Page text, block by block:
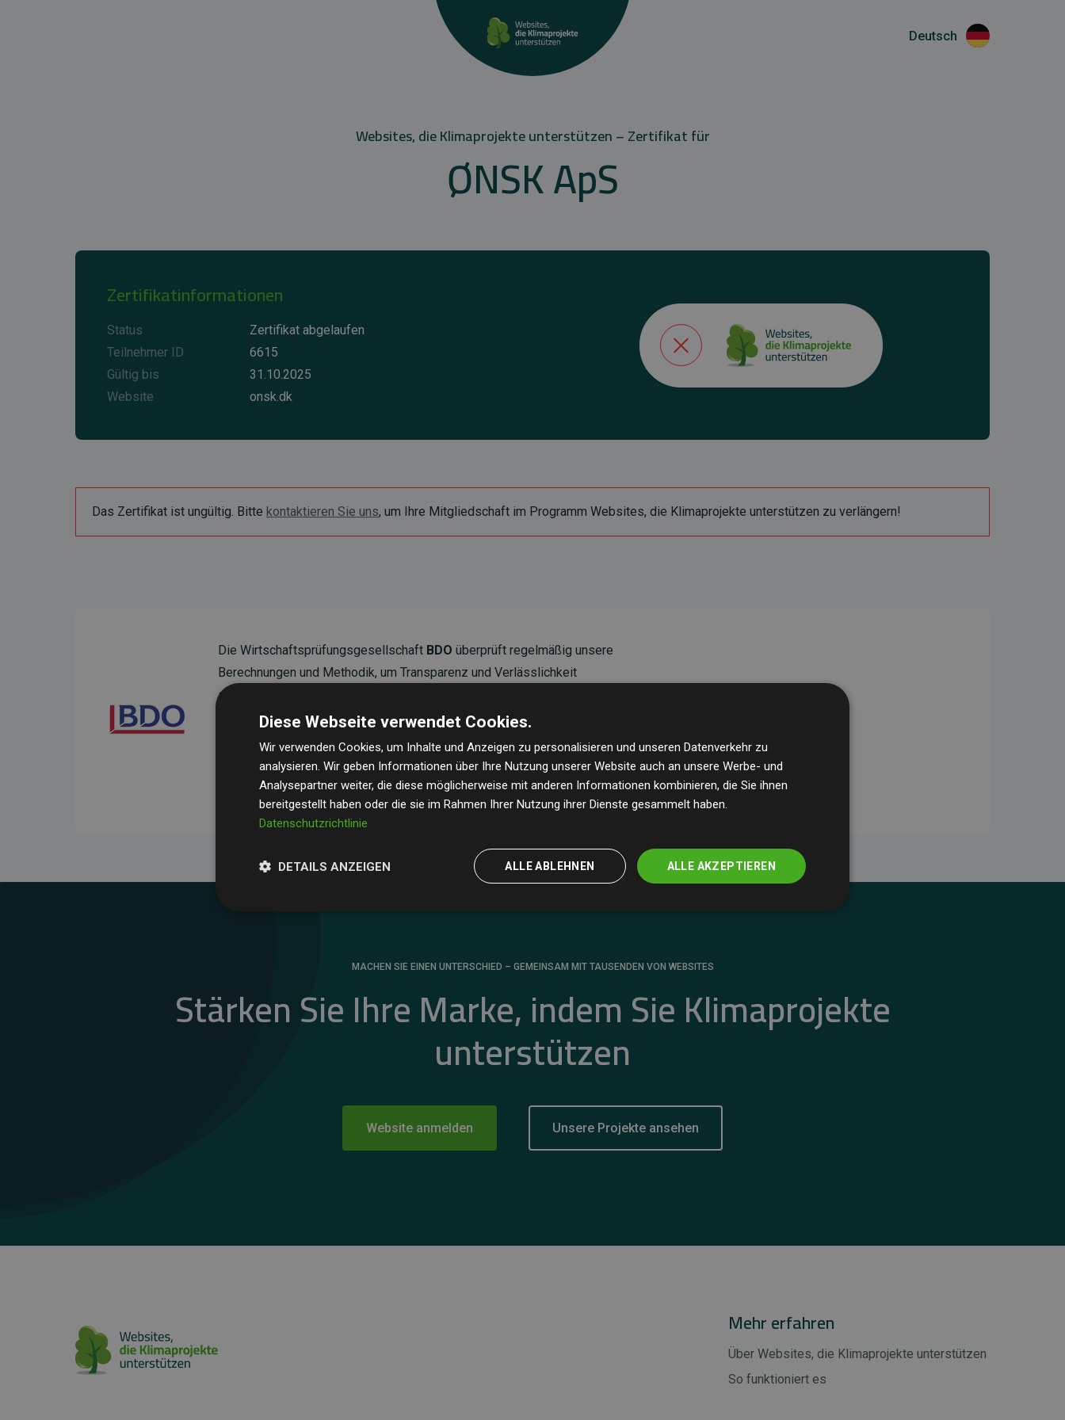
Deutsch
Websites, die Klimaprojekte unterstützen – Zertifikat für
ØNSK ApS
Zertifikatinformationen
Status
Zertifikat abgelaufen
Teilnehmer ID
6615
Gültig bis
31.10.2025
Website
onsk.dk
Das Zertifikat ist ungültig. Bitte kontaktieren Sie uns, um Ihre Mitgliedschaft im Programm Websites, die Klimaprojekte unterstützen zu verlängern!
Die Wirtschaftsprüfungsgesellschaft BDO überprüft regelmäßig unsere
Berechnungen und Methodik, um Transparenz und Verlässlichkeit
sicherzustellen.
Ihre Prüfungen belegen, dass unsere Investitionen in Klimaschutzprojekte im
Durchschnitt200 % der geschätzten CO₂-Emissionender teilnehmenden
Websites kompensieren – ein klarer Nachweis für die messbare Klimawirkung
unseres Ansatzes.
MACHEN SIE EINEN UNTERSCHIED – GEMEINSAM MIT TAUSENDEN VON WEBSITES
Stärken Sie Ihre Marke, indem Sie Klimaprojekte
unterstützen
Website anmelden Unsere Projekte ansehen
Mehr erfahren
Über Websites, die Klimaprojekte unterstützen
So funktioniert es
Diese Webseite verwendet Cookies.
Wir verwenden Cookies, um Inhalte und Anzeigen zu personalisieren und unseren Datenverkehr zu
analysieren. Wir geben Informationen über Ihre Nutzung unserer Website auch an unsere Werbe- und
Analysepartner weiter, die diese möglicherweise mit anderen Informationen kombinieren, die Sie ihnen
bereitgestellt haben oder die sie im Rahmen Ihrer Nutzung ihrer Dienste gesammelt haben.
Datenschutzrichtlinie
ALLE AKZEPTIEREN
ALLE ABLEHNEN
DETAILS ANZEIGEN